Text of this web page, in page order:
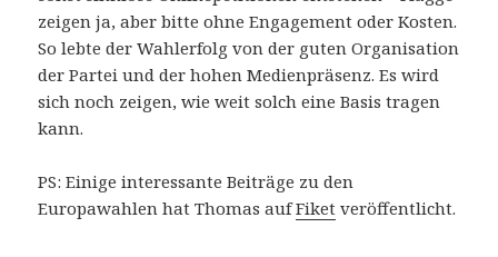
zeigen ja, aber bitte ohne Engagement oder Kosten.
So lebte der Wahlerfolg von der guten Organisation
der Partei und der hohen Medienpräsenz. Es wird
sich noch zeigen, wie weit solch eine Basis tragen
kann.
PS: Einige interessante Beiträge zu den
Europawahlen hat Thomas aufFiket veröffentlicht.